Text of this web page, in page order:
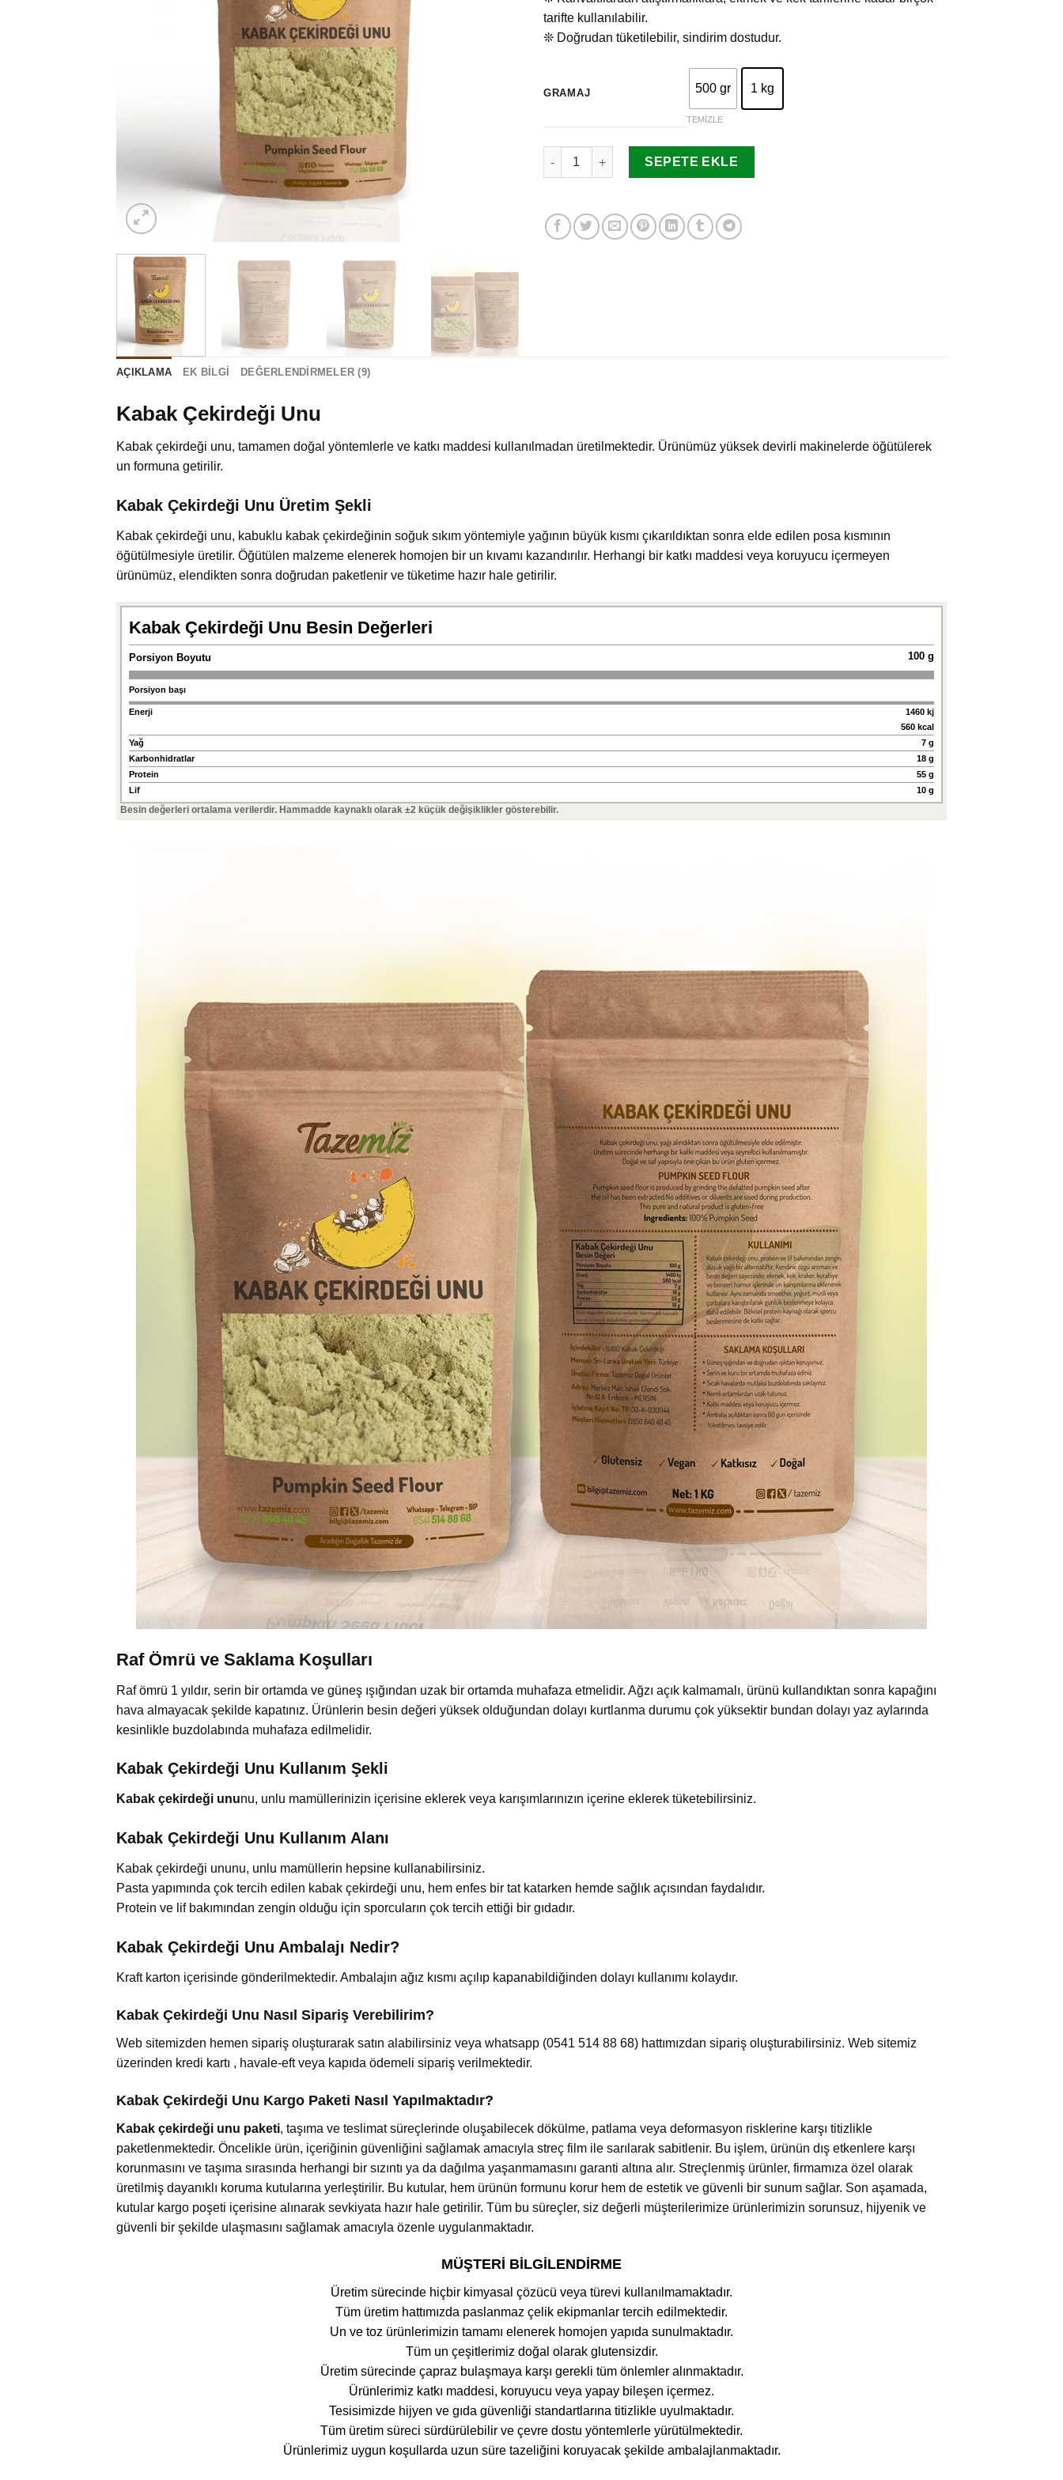
tarifte kullanılabilir.
❊ Doğrudan tüketilebilir, sindirim dostudur.
GRAMAJ 500 gr 1 kg
TEMIZLE
Kabak Çekirdeği Unu adet
SEPETE EKLE
AÇIKLAMA EK BILGI DEĞERLENDIRMELER (9)
Kabak Çekirdeği Unu
Kabak çekirdeği unu, tamamen doğal yöntemlerle ve katkı maddesi kullanılmadan üretilmektedir. Ürünümüz yüksek devirli makinelerde öğütülerek
un formuna getirilir.
Kabak Çekirdeği Unu Üretim Şekli
Kabak çekirdeği unu, kabuklu kabak çekirdeğinin soğuk sıkım yöntemiyle yağının büyük kısmı çıkarıldıktan sonra elde edilen posa kısmının
öğütülmesiyle üretilir. Öğütülen malzeme elenerek homojen bir un kıvamı kazandırılır. Herhangi bir katkı maddesi veya koruyucu içermeyen
ürünümüz, elendikten sonra doğrudan paketlenir ve tüketime hazır hale getirilir.
Kabak Çekirdeği Unu Besin Değerleri
Porsiyon Boyutu 100 g
Porsiyon başı
Enerji
1460 kj
560 kcal
Yağ
7 g
Karbonhidratlar
18 g
Protein
55 g
Lif
10 g
Besin değerleri ortalama verilerdir. Hammadde kaynaklı olarak ±2 küçük değişiklikler gösterebilir.
Raf Ömrü ve Saklama Koşulları
Raf ömrü 1 yıldır, serin bir ortamda ve güneş ışığından uzak bir ortamda muhafaza etmelidir. Ağzı açık kalmamalı, ürünü kullandıktan sonra kapağını
hava almayacak şekilde kapatınız. Ürünlerin besin değeri yüksek olduğundan dolayı kurtlanma durumu çok yüksektir bundan dolayı yaz aylarında
kesinlikle buzdolabında muhafaza edilmelidir.
Kabak Çekirdeği Unu Kullanım Şekli
Kabak çekirdeği ununu, unlu mamüllerinizin içerisine eklerek veya karışımlarınızın içerine eklerek tüketebilirsiniz.
Kabak Çekirdeği Unu Kullanım Alanı
Kabak çekirdeği ununu, unlu mamüllerin hepsine kullanabilirsiniz.
Pasta yapımında çok tercih edilen kabak çekirdeği unu, hem enfes bir tat katarken hemde sağlık açısından faydalıdır.
Protein ve lif bakımından zengin olduğu için sporcuların çok tercih ettiği bir gıdadır.
Kabak Çekirdeği Unu Ambalajı Nedir?
Kraft karton içerisinde gönderilmektedir. Ambalajın ağız kısmı açılıp kapanabildiğinden dolayı kullanımı kolaydır.
Kabak Çekirdeği Unu Nasıl Sipariş Verebilirim?
Web sitemizden hemen sipariş oluşturarak satın alabilirsiniz veya whatsapp (0541 514 88 68) hattımızdan sipariş oluşturabilirsiniz. Web sitemiz
üzerinden kredi kartı , havale-eft veya kapıda ödemeli sipariş verilmektedir.
Kabak Çekirdeği Unu Kargo Paketi Nasıl Yapılmaktadır?
Kabak çekirdeği unu paketi, taşıma ve teslimat süreçlerinde oluşabilecek dökülme, patlama veya deformasyon risklerine karşı titizlikle
paketlenmektedir. Öncelikle ürün, içeriğinin güvenliğini sağlamak amacıyla streç film ile sarılarak sabitlenir. Bu işlem, ürünün dış etkenlere karşı
korunmasını ve taşıma sırasında herhangi bir sızıntı ya da dağılma yaşanmamasını garanti altına alır. Streçlenmiş ürünler, firmamıza özel olarak
üretilmiş dayanıklı koruma kutularına yerleştirilir. Bu kutular, hem ürünün formunu korur hem de estetik ve güvenli bir sunum sağlar. Son aşamada,
kutular kargo poşeti içerisine alınarak sevkiyata hazır hale getirilir. Tüm bu süreçler, siz değerli müşterilerimize ürünlerimizin sorunsuz, hijyenik ve
güvenli bir şekilde ulaşmasını sağlamak amacıyla özenle uygulanmaktadır.
MÜŞTERİ BİLGİLENDİRME
Üretim sürecinde hiçbir kimyasal çözücü veya türevi kullanılmamaktadır.
Tüm üretim hattımızda paslanmaz çelik ekipmanlar tercih edilmektedir.
Un ve toz ürünlerimizin tamamı elenerek homojen yapıda sunulmaktadır.
Tüm un çeşitlerimiz doğal olarak glutensizdir.
Üretim sürecinde çapraz bulaşmaya karşı gerekli tüm önlemler alınmaktadır.
Ürünlerimiz katkı maddesi, koruyucu veya yapay bileşen içermez.
Tesisimizde hijyen ve gıda güvenliği standartlarına titizlikle uyulmaktadır.
Tüm üretim süreci sürdürülebilir ve çevre dostu yöntemlerle yürütülmektedir.
Ürünlerimiz uygun koşullarda uzun süre tazeliğini koruyacak şekilde ambalajlanmaktadır.